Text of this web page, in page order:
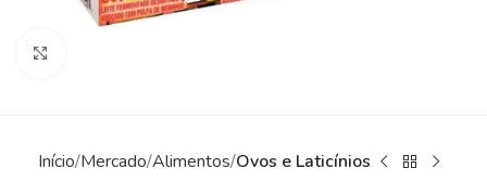
Início Mercado Alimentos Ovos e Laticínios